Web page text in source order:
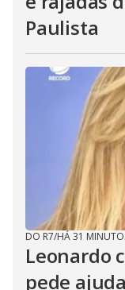
Paulista
DO R7/HÁ 31
Leonardo
pede